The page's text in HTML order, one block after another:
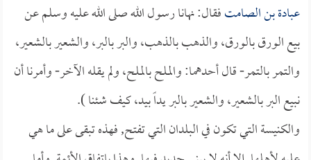
عبادة بن الصامتفقال: نهانا رسول الله صلى الله عليه وسلم عن
بيع الورق بالورق، والذهب بالذهب، والبر بالبر، والشعير بالشعير،
والتمر بالتمر- قال أحدهما: والملح بالملح، ولم يقله الآخر- وأمرنا أن
نبيع البر بالشعير، والشعير بالبر يداً بيد، كيف شئنا ).
والكنيسة التي تكون في البلدان التي تفتح, فهذه تبقى على ما هي